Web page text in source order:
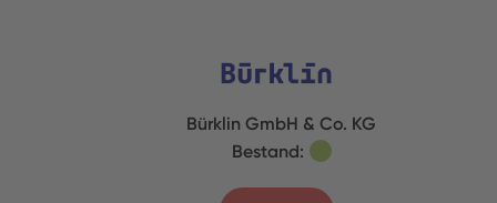
Bürklin GmbH & Co. KG
Bestand: